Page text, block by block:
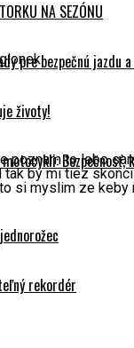
NA SEZÓNU
pre bezpečnú jazdu
životy!
rekordér
poznam to lebo
by mi tiez
si myslim ze keby